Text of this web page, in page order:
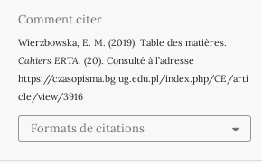
Comment citer
Wierzbowska, E. M. (2019). Table des matières.
Cahiers ERTA, (20). Consulté à l’adresse
https://czasopisma.bg.ug.edu.pl/index.php/CE/arti
cle/view/3916
Formats de citations